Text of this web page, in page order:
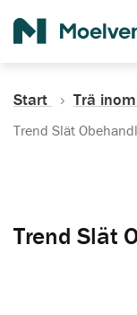
Start Trä
Trend Slät
Trend Slät